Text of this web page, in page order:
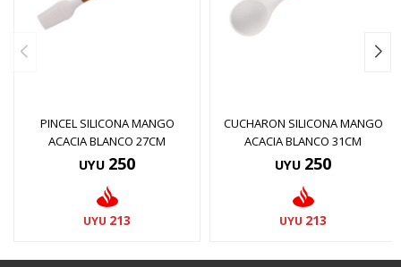
PINCEL SILICONA MANGO
ACACIA BLANCO 27CM
UYU 250
UYU 213
CUCHARON SILICONA MANGO
ACACIA BLANCO 31CM
UYU 250
UYU 213